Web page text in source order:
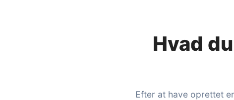
Hvad
Efter at have oprettet